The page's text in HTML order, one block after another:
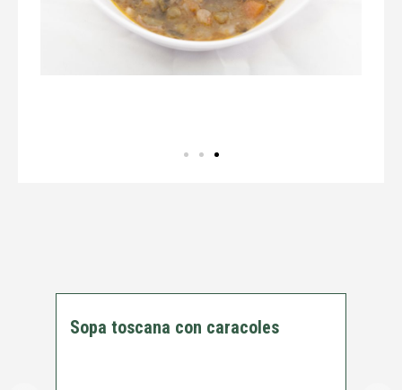
Sopa toscana con caracoles